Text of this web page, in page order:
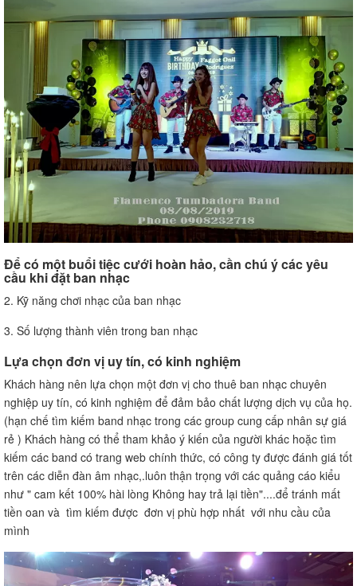
Để có một buổi tiệc cưới hoàn hảo, cần chú ý các yêu
cầu khi đặt ban nhạc
2. Kỹ năng chơi nhạc của ban nhạc
3. Số lượng thành viên trong ban nhạc
Lựa chọn đơn vị uy tín, có kinh nghiệm
Khách hàng nên lựa chọn một đơn vị cho thuê ban nhạc chuyên
nghiệp uy tín, có kinh nghiệm để đảm bảo chất lượng dịch vụ của họ.
(hạn chế tìm kiếm band nhạc trong các group cung cấp nhân sự giá
rẻ ) Khách hàng có thể tham khảo ý kiến của người khác hoặc tìm
kiếm các band có trang web chính thức, có công ty được đánh giá tốt
trên các diễn đàn âm nhạc,.luôn thận trọng với các quảng cáo kiểu
như " cam kết 100% hài lòng Không hay trả lại tiền"....để tránh mất
tiền oan và tìm kiếm được đơn vị phù hợp nhất với nhu cầu của
mình